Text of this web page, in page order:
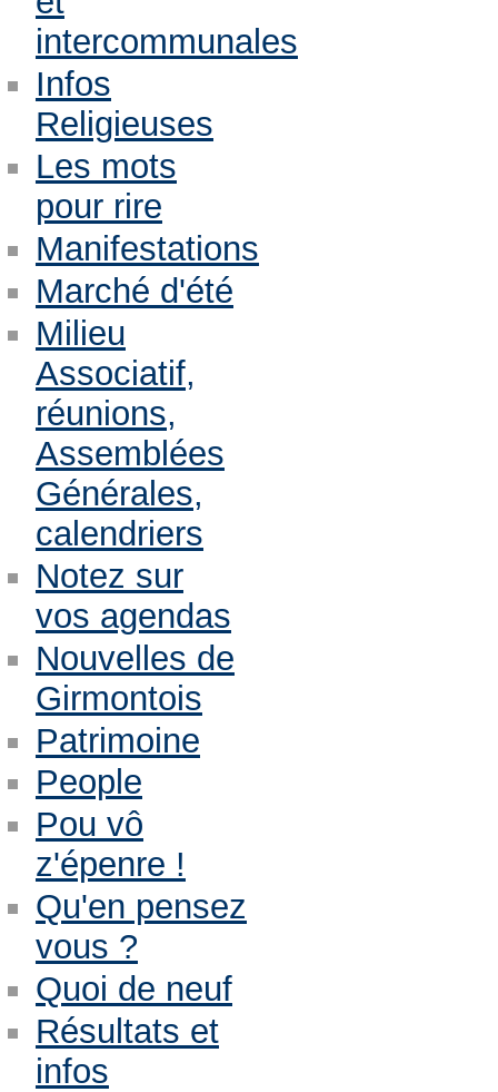
intercommunales
Infos
Religieuses
Les mots
pour rire
Manifestations
Marché d'été
Milieu
Associatif,
réunions,
Assemblées
Générales,
calendriers
Notez sur
vos agendas
Nouvelles de
Girmontois
Patrimoine
People
Pou vô
z'épenre !
Qu'en pensez
vous ?
Quoi de neuf
Résultats et
infos